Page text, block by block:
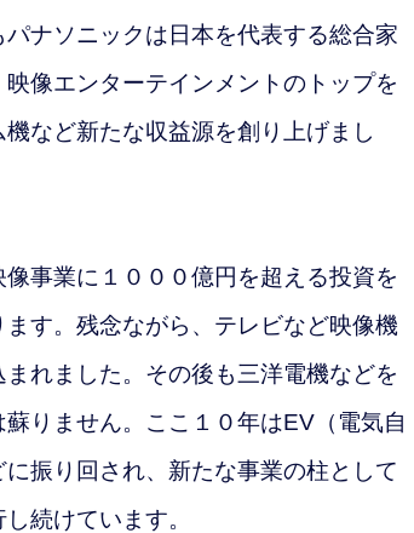
ナソニックは日本を代表する総合家
像エンターテインメントのトップを
など新たな収益源を創り上げまし
事業に１０００億円を超える投資を
す。残念ながら、テレビなど映像機
れました。その後も三洋電機などを
りません。ここ１０年はEV（電気自
振り回され、新たな事業の柱として
続けています。